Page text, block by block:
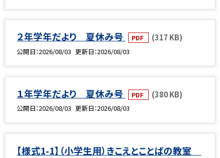
２年学年だより 夏休み号 PDF (317 KB)
公開日 2026/08/03 更新日 2026/08/03
１年学年だより 夏休み号 PDF (380 KB)
公開日 2026/08/03 更新日 2026/08/03
【様式1-1】（小学生用）きこえとことばの教室